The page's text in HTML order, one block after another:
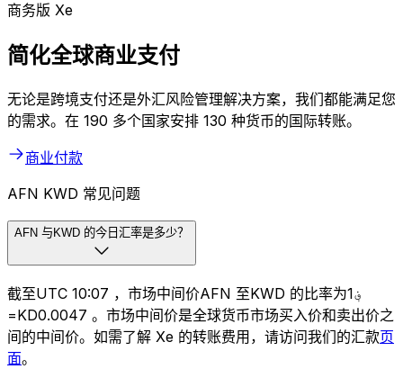
商务版 Xe
简化全球商业支付
无论是跨境支付还是外汇风险管理解决方案，我们都能满足您
的需求。在 190 多个国家安排 130 种货币的国际转账。
商业付款
AFN KWD 常见问题
AFN 与KWD 的今日汇率是多少？
截至UTC 10:07 ，市场中间价AFN 至KWD 的比率为؋1
=KD0.0047 。市场中间价是全球货币市场买入价和卖出价之
间的中间价。如需了解 Xe 的转账费用，请访问我们的汇款页
面。